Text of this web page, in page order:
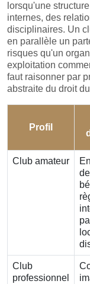
lorsqu'une
internes, des
disciplinaires. Un
en parallèle un
risques qu'un
exploitation
faut raisonner par
abstraite du droit
Profil
Club amateur
Club
professionnel